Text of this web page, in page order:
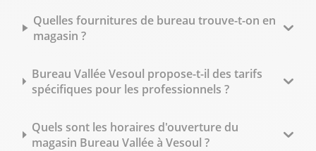
Quelles fournitures de bureau trouve-t-on en
magasin ?
Bureau Vallée Vesoul propose-t-il des tarifs
spécifiques pour les professionnels ?
Quels sont les horaires d'ouverture du
magasin Bureau Vallée à Vesoul ?